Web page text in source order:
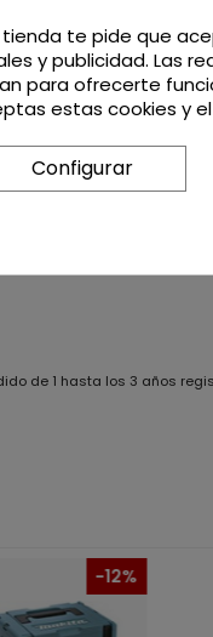
de 1 hasta los 3 años
-12%
tienda te pide que
y publicidad. Las
para ofrecerte
estas cookies y
Configurar